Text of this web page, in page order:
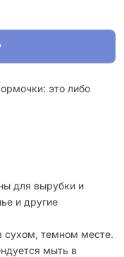
это либо
для вырубки и
и другие
сухом, темном месте.
мыть в